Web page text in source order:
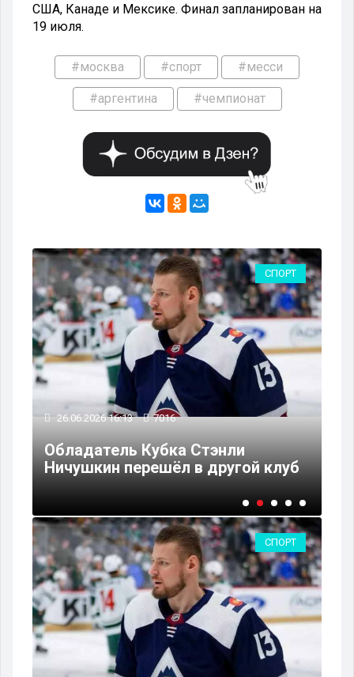
США, Канаде и Мексике. Финал запланирован на
19 июля.
#москва #спорт #месси
#аргентина #чемпионат
СПОРТ
26.06.2026 16:13 7016
Обладатель Кубка Стэнли
Ничушкин перешёл в другой клуб
СПОРТ